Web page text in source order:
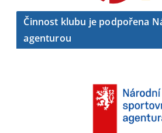
Činnost klubu je podpořena
agenturou